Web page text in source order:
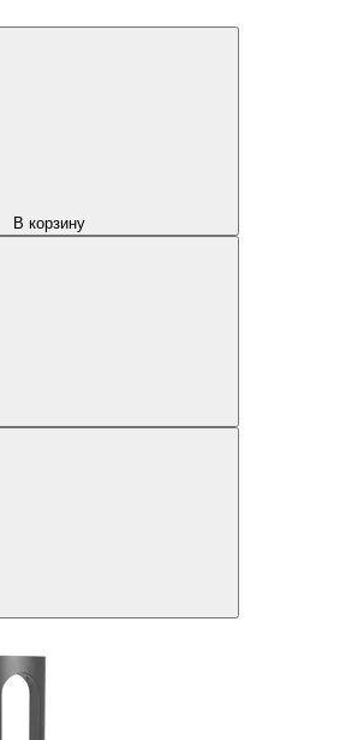
В корзину